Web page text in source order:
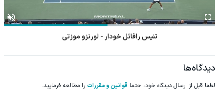
تنیس رافائل خودار - لورنزو موزتی
دیدگاه‌ها
لطفا قبل از ارسال دیدگاه خود، حتما قوانین و مقررات را مطالعه فرمایید.